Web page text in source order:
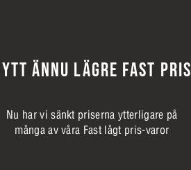
ÄNNU LÄGRE FAST PRIS
Nu har vi sänkt priserna ytterligare på
många av våra Fast lågt pris-varor